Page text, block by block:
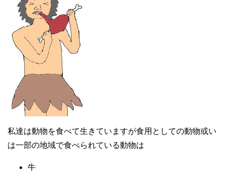
私達は動物を食べて生きていますが食用としての動物或い
は一部の地域で食べられている動物は
牛